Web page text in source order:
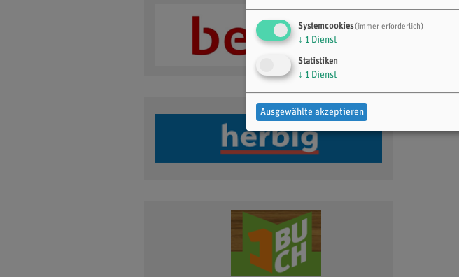
Systemcookies(immer erforderlich)
↓ 1 Dienst
Statistiken
↓ 1 Dienst
Ausgewählte akzeptieren